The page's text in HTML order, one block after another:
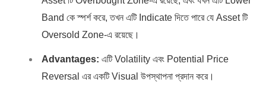
Band কে স্পর্শ করে, তখন এটি Indicate দিতে পারে যে Asset টি
Oversold Zone-এ রয়েছে।
Advantages: এটি Volatility এবং Potential Price
Reversal এর একটি Visual উপস্থাপনা প্রদান করে।